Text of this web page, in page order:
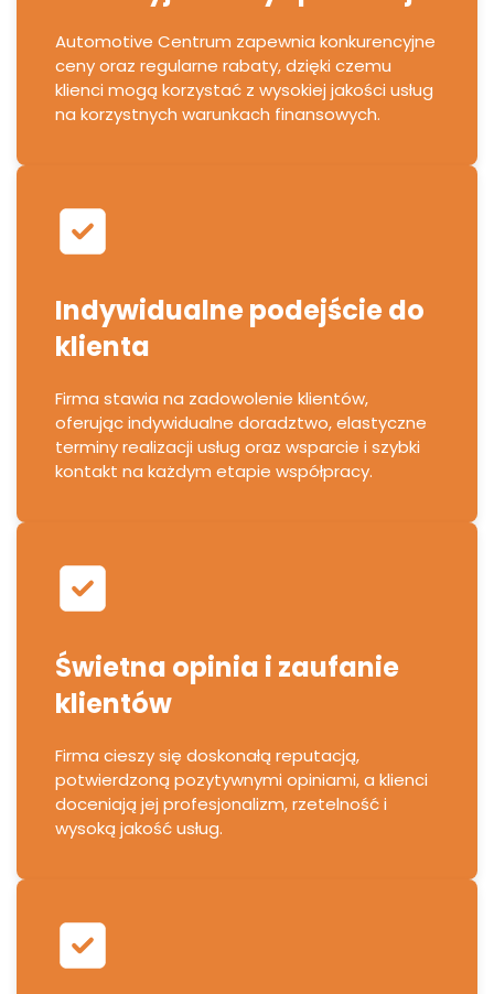
Automotive Centrum zapewnia konkurencyjne
ceny oraz regularne rabaty, dzięki czemu
klienci mogą korzystać z wysokiej jakości usług
na korzystnych warunkach finansowych.
Indywidualne podejście do
klienta
Firma stawia na zadowolenie klientów,
oferując indywidualne doradztwo, elastyczne
terminy realizacji usług oraz wsparcie i szybki
kontakt na każdym etapie współpracy.
Świetna opinia i zaufanie
klientów
Firma cieszy się doskonałą reputacją,
potwierdzoną pozytywnymi opiniami, a klienci
doceniają jej profesjonalizm, rzetelność i
wysoką jakość usług.